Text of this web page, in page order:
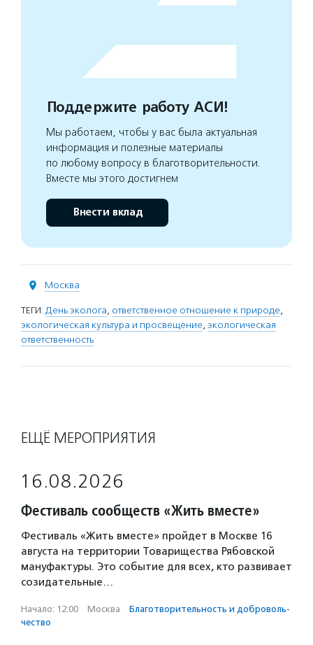
Поддержите работу АСИ!
Мы работаем, чтобы у вас была актуальная
информация и полезные материалы
по любому вопросу в благотворительности.
Вместе мы этого достигнем
Внести вклад
Москва
ТЕГИ: День эколога, ответственное отношение к природе,
экологическая культура и просвещение, экологическая
ответственность
ЕЩЁ МЕРОПРИЯТИЯ
16.08.2026
Фестиваль сообществ «Жить вместе»
Фестиваль «Жить вместе» пройдет в Москве 16
августа на территории Товарищества Рябовской
мануфактуры. Это событие для всех, кто развивает
созидательные…
Начало: 12:00 · Москва · Благотвори­тель­ность и доброволь­
чест­во